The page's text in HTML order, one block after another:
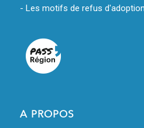
- Les motifs de refus d'adoption
A PROPOS